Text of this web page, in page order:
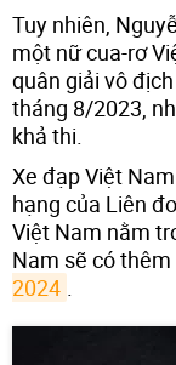
Tuy nhiên,
một nữ cua-rơ
quân giải vô
tháng 8/2023,
khả thi.
Xe đạp Việt
hạng của Liên
Việt Nam nằm
Nam sẽ có
2024